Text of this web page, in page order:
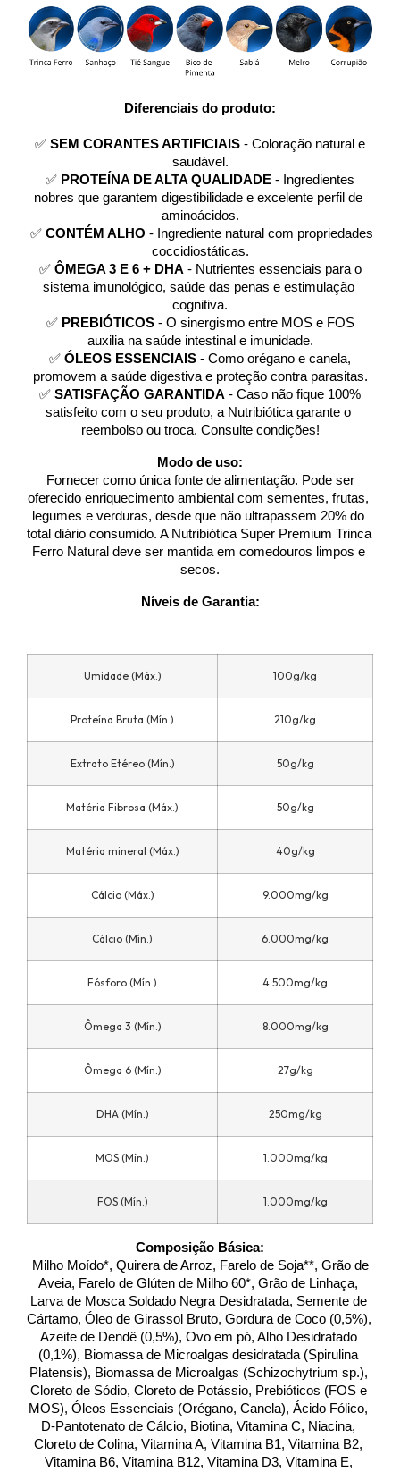
Diferenciais do produto:
✅ SEM CORANTES ARTIFICIAIS - Coloração natural e
saudável.
✅ PROTEÍNA DE ALTA QUALIDADE - Ingredientes
nobres que garantem digestibilidade e excelente perfil de
aminoácidos.
✅ CONTÉM ALHO - Ingrediente natural com propriedades
coccidiostáticas.
✅ ÔMEGA 3 E 6 + DHA - Nutrientes essenciais para o
sistema imunológico, saúde das penas e estimulação
cognitiva.
✅ PREBIÓTICOS - O sinergismo entre MOS e FOS
auxilia na saúde intestinal e imunidade.
✅ ÓLEOS ESSENCIAIS - Como orégano e canela,
promovem a saúde digestiva e proteção contra parasitas.
✅ SATISFAÇÃO GARANTIDA - Caso não fique 100%
satisfeito com o seu produto, a Nutribiótica garante o
reembolso ou troca. Consulte condições!
Modo de uso:
oferecido enriquecimento ambiental com sementes, frutas,
legumes e verduras, desde que não ultrapassem 20% do
total diário consumido. A Nutribiótica Super Premium Trinca
Ferro Natural deve ser mantida em comedouros limpos e
secos.
Níveis de Garantia:
Umidade (Máx.) 100g/kg
Proteína Bruta (Mín.) 210g/kg
Extrato Etéreo (Mín.) 50g/kg
Matéria Fibrosa (Máx.) 50g/kg
Matéria mineral (Máx.) 40g/kg
Cálcio (Máx.) 9.000mg/kg
Cálcio (Mín.) 6.000mg/kg
Fósforo (Mín.) 4.500mg/kg
Ômega 3 (Mín.) 8.000mg/kg
Ômega 6 (Mín.) 27g/kg
DHA (Mín.) 250mg/kg
MOS (Mín.) 1.000mg/kg
FOS (Mín.) 1.000mg/kg
Composição Básica:
Aveia, Farelo de Glúten de Milho 60*, Grão de Linhaça,
Larva de Mosca Soldado Negra Desidratada, Semente de
Cártamo, Óleo de Girassol Bruto, Gordura de Coco (0,5%),
Azeite de Dendê (0,5%), Ovo em pó, Alho Desidratado
(0,1%), Biomassa de Microalgas desidratada (Spirulina
Platensis), Biomassa de Microalgas (Schizochytrium sp.),
Cloreto de Sódio, Cloreto de Potássio, Prebióticos (FOS e
MOS), Óleos Essenciais (Orégano, Canela), Ácido Fólico,
D-Pantotenato de Cálcio, Biotina, Vitamina C, Niacina,
Cloreto de Colina, Vitamina A, Vitamina B1, Vitamina B2,
Vitamina B6, Vitamina B12, Vitamina D3, Vitamina E,